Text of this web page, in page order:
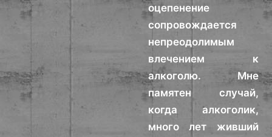
оцепенение
сопровождается
непреодолимым
влечением к
алкоголю. Мне
памятен случай,
когда алкоголик,
много лет живший